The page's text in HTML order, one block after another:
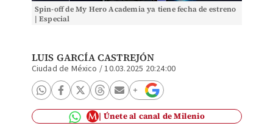
Spin-off de My Hero Academia ya tiene fecha de estreno
| Especial
LUIS GARCÍA CASTREJÓN
Ciudad de México /10.03.2025 20:24:00
Únete al canal de Milenio